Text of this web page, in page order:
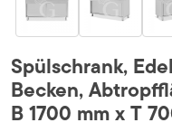
Spülschrank,
Becken,
B 1700 mm x T